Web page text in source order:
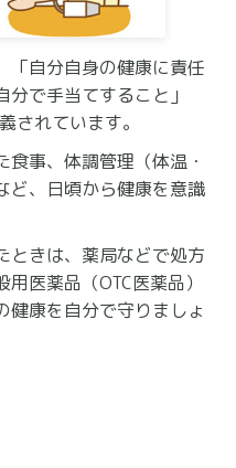
「自分自身の健康に責任
で手当てすること」
されています。
事、体調管理（体温・
ど、日頃から健康を意識
ときは、薬局などで処方
医薬品（OTC医薬品）
健康を自分で守りましょ